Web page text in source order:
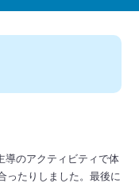
導のアクティビティで体
ったりしました。最後に